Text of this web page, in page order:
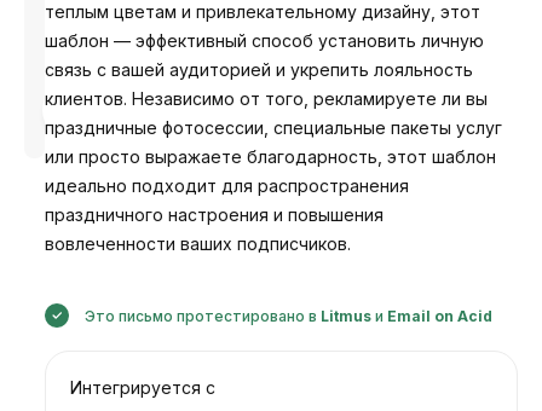
Разработано
Анастасия
теплым цветам и привлекательному дизайну, этот
шаблон — эффективный способ установить личную
связь с вашей аудиторией и укрепить лояльность
клиентов. Независимо от того, рекламируете ли вы
праздничные фотосессии, специальные пакеты услуг
или просто выражаете благодарность, этот шаблон
идеально подходит для распространения
праздничного настроения и повышения
вовлеченности ваших подписчиков.
Это письмо протестировано в Litmusи Email on Acid
Интегрируется с